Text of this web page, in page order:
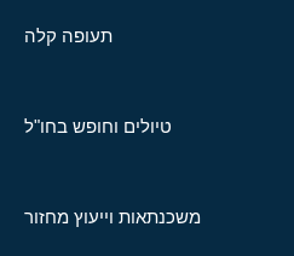
תעופה קלה
טיולים וחופש בחו"ל
משכנתאות וייעוץ מחזור